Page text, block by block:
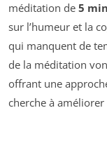
méditation de 5
sur l’humeur et la
qui manquent de
de la méditation
offrant une
cherche à améliorer